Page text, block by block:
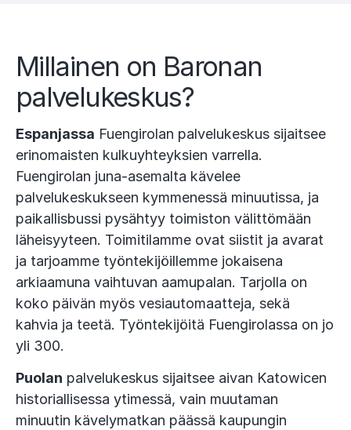
Millainen on Baronan
palvelukeskus?
Espanjassa Fuengirolan palvelukeskus sijaitsee
erinomaisten kulkuyhteyksien varrella.
Fuengirolan juna-asemalta kävelee
palvelukeskukseen kymmenessä minuutissa, ja
paikallisbussi pysähtyy toimiston välittömään
läheisyyteen. Toimitilamme ovat siistit ja avarat
ja tarjoamme työntekijöillemme jokaisena
arkiaamuna vaihtuvan aamupalan. Tarjolla on
koko päivän myös vesiautomaatteja, sekä
kahvia ja teetä. Työntekijöitä Fuengirolassa on jo
yli 300.
Puolan palvelukeskus sijaitsee aivan Katowicen
historiallisessa ytimessä, vain muutaman
minuutin kävelymatkan päässä kaupungin